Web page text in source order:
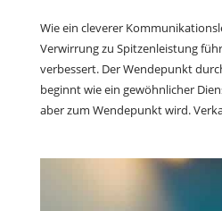
Wie ein cleverer
Verwirrung zu Spitzenleistung
verbessert. Der Wendepunkt
beginnt wie ein gewöhnlicher
aber zum Wendepunkt wird.